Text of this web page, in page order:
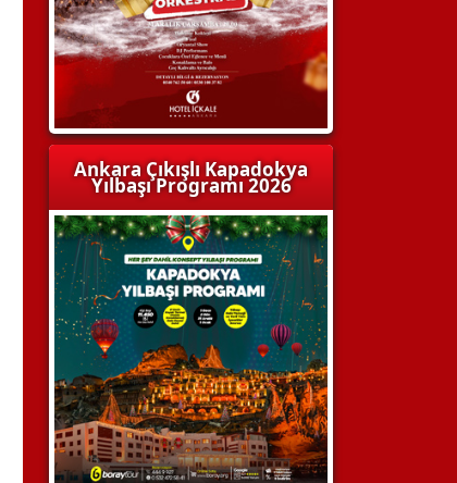
Ankara Çıkışlı Kapadokya
Yılbaşı Programı 2026